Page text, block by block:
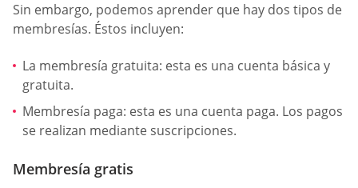
Sin embargo, podemos aprender que hay dos tipos de
membresías. Éstos incluyen:
La membresía gratuita: esta es una cuenta básica y
gratuita.
Membresía paga: esta es una cuenta paga. Los pagos
se realizan mediante suscripciones.
Membresía gratis